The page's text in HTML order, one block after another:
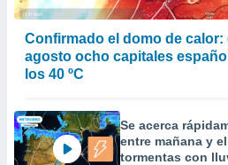
Confirmado el domo de calor:
agosto ocho capitales
los 40 ºC
Se acerca
entre mañana y
tormentas con